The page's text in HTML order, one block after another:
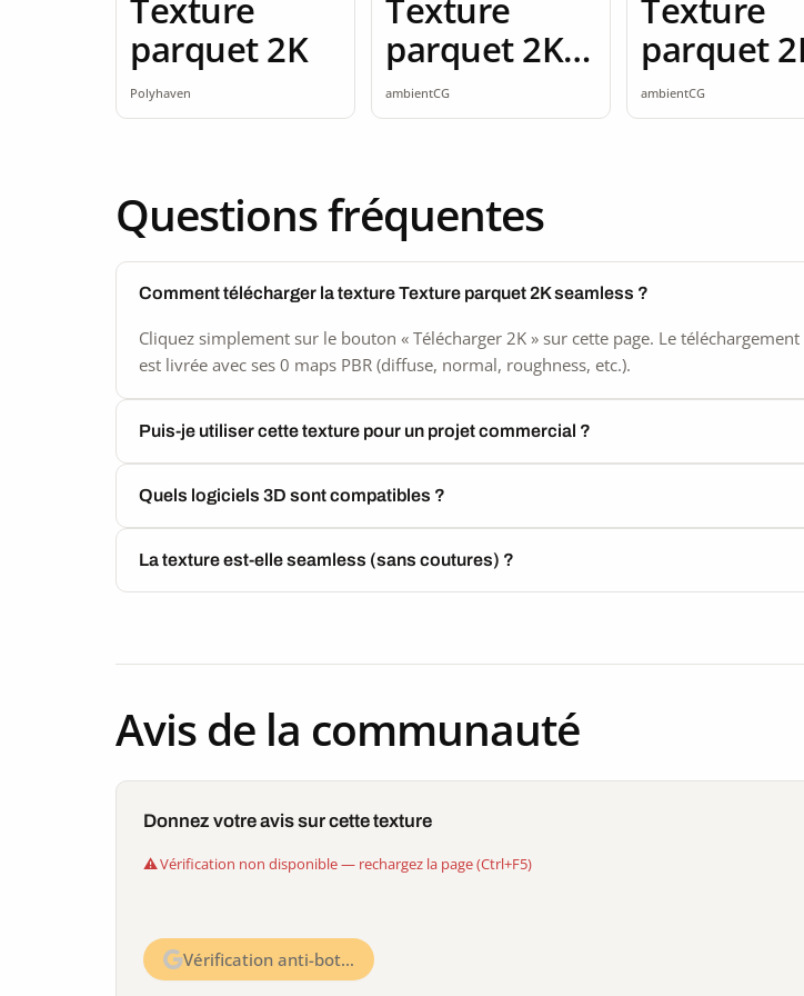
Texture
parquet 2K
Polyhaven
Texture
parquet 2K
seamless
ambientCG
Texture
parquet
seamless
ambientCG
Questions fréquentes
Comment télécharger la texture Texture parquet 2K seamless ?
Cliquez simplement sur le bouton « Télécharger 2K » sur cette page. Le
est livrée avec ses 0 maps PBR (diffuse, normal, roughness, etc.).
Puis-je utiliser cette texture pour un projet commercial ?
Quels logiciels 3D sont compatibles ?
La texture est-elle seamless (sans coutures) ?
Avis de la communauté
Donnez votre avis sur cette texture
Vérification non disponible — rechargez la page (Ctrl+F5)
Vérification anti-bot…